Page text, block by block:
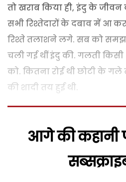
तो खराब किया ही, इंदु के जीवन
सभी रिश्तेदारों के दबाव में आ
रिश्ते तलाशने लगे. सब को
चली गई थीं इंदु की. गलती
को. कितना रोई थी छोटी के
की शादी तय हुई थी.
आगे की कहानी